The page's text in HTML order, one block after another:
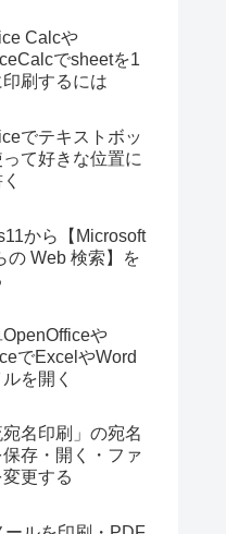
Calcや
でsheetを1
刷するには
でテキストボッ
て好きな位置に
から【Microsoft
の Web 検索】を
や
でExcelやWord
を開く
宛名印刷」の宛名
存・開く・ファ
更する